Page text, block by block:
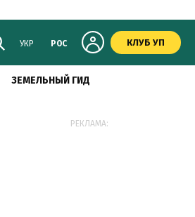
УКР РОС КЛУБ УП
ЗЕМЕЛЬНЫЙ ГИД
РЕКЛАМА: